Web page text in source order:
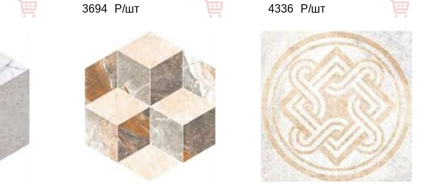
3694
Р/шт
4336
Р/шт